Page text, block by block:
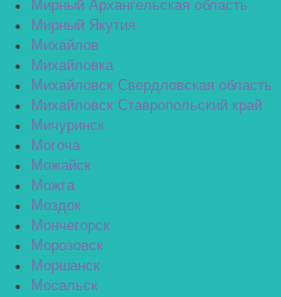
Мирный Архангельская область
Мирный Якутия
Михайлов
Михайловка
Михайловск Свердловская область
Михайловск Ставропольский край
Мичуринск
Могоча
Можайск
Можга
Моздок
Мончегорск
Морозовск
Моршанск
Мосальск